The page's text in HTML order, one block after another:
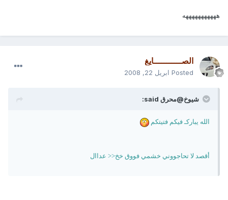
هههههههههههه
الصـــــــــــايغ
Posted ابريل 22, 2008
شيوخ@محرق said:
الله يباركـ فيكم فتيتكم
أقصد لا تحاجووني خشمي فووق خخ<< عداال